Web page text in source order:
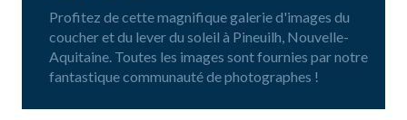
Profitez de cette magnifique galerie d'images du
coucher et du lever du soleil à Pineuilh, Nouvelle-
Aquitaine. Toutes les images sont fournies par notre
fantastique communauté de photographes !